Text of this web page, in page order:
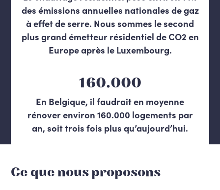
des émissions annuelles nationales de gaz
à effet de serre. Nous sommes le second
plus grand émetteur résidentiel de CO2 en
Europe après le Luxembourg.
160.000
En Belgique, il faudrait en moyenne
rénover environ 160.000 logements par
an, soit trois fois plus qu’aujourd’hui.
Ce que nous proposons